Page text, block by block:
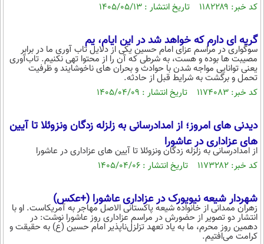
پیوند ها
سیاسی
اقتصاد
اقتصادی
جامعه
حوادث
سلامت
یک برش دانایی
سفر و تفریح
بین الملل
فرهنگ و هنر
علم و دانش
علمی
اخبار کریپتو
گوناگون
سرگرمی
فیلم
کد خبر: ۱۱۸۲۲۸۹ تاریخ انتشار : ۱۴۰۵/۰۵/۱۳
گریه ای دارم که خواهد شد در این ایام، یم
سوگواری در مراسم عزای امام حسین یکی از دلایل تاب آوری ما در برابر
مصیبت ها بوده و هست، به شرطی که آن را از محتوا تهی نکنیم. تاب‌آوری
یعنی توانایی مواجه شدن با حوادث و بحران های ناخوشایند و ظرفیت
تحمل و برگشت به شرایط قبل از حادثه.
کد خبر: ۱۱۷۴۰۸۳ تاریخ انتشار : ۱۴۰۵/۰۴/۰۹
دیدنی های امروز؛ از امدادرسانی به زلزله زدگان ونزوئلا تا آیین
های عزاداری در عاشورا
از امدادرسانی به زلزله زدگان ونزوئلا تا آیین های عزاداری در عاشورا
کد خبر: ۱۱۷۳۲۸۲ تاریخ انتشار : ۱۴۰۵/۰۴/۰۶
شهردار شیعه نیویورک در عزاداری عاشورا (+عکس)
زهران ممدانی از خانواده شیعه پاکستانی الاصل مهاجر به آمریکاست. او با
انتشار دو تصویر از حضورش در مراسم عزاداری روز عاشورا نوشت: در
دهمین روز محرم، ما به یاد تعهد تزلزل‌ناپذیر امام حسین (ع) به حقیقت و
کرامت می‌افتیم.